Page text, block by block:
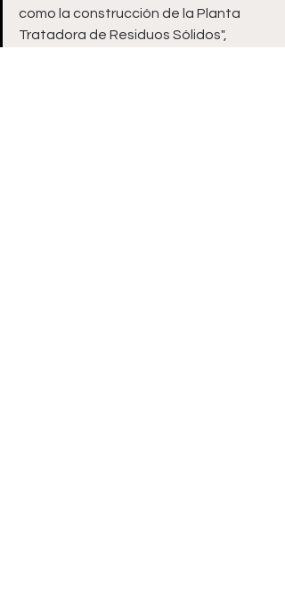
como la construcción de la Planta
Tratadora de Residuos Sólidos",